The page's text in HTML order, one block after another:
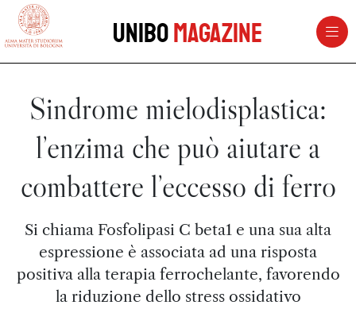
vai al contenuto della pagina
UniboMagazine
Sindrome mielodisplastica:
l’enzima che può aiutare a
combattere l’eccesso di ferro
Si chiama Fosfolipasi C beta1 e una sua alta
espressione è associata ad una risposta
positiva alla terapia ferrochelante, favorendo
la riduzione dello stress ossidativo